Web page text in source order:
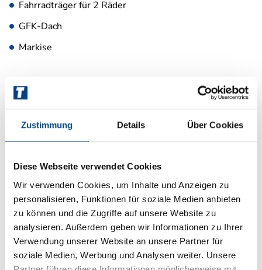
Zustimmung Details Über Cookies
Diese Webseite verwendet Cookies
Wir verwenden Cookies, um Inhalte und Anzeigen zu
personalisieren, Funktionen für soziale Medien anbieten
zu können und die Zugriffe auf unsere Website zu
analysieren. Außerdem geben wir Informationen zu Ihrer
Verwendung unserer Website an unsere Partner für
soziale Medien, Werbung und Analysen weiter. Unsere
Fahrradträger für 2 Räder
GFK-Dach
Markise
Grundrissbeschreibung
Einzelbett ab 2 Schlafplätze
Schlafplätze 2